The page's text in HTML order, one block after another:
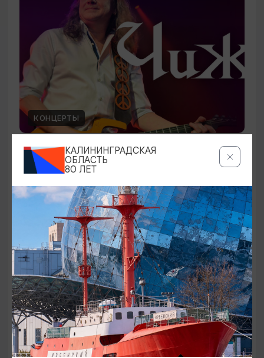
КОНЦЕРТЫ
Чиж & Cо
10.09.2026 19:00
Светлогорск, Театр эстрады «Янтарь-холл»
ОТ 500₽ ПУШКИНСКАЯ КАРТА
КАЛИНИНГРАДСКАЯ
ОБЛАСТЬ
80 ЛЕТ